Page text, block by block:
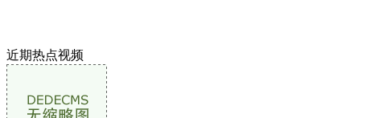
近期热点视频